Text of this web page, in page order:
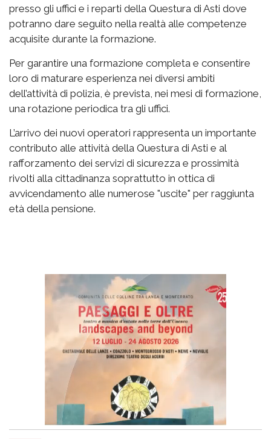
presso gli uffici e i reparti della Questura di Asti dove
potranno dare seguito nella realtà alle competenze
acquisite durante la formazione.
Per garantire una formazione completa e consentire
loro di maturare esperienza nei diversi ambiti
dell’attività di polizia, è prevista, nei mesi di formazione,
una rotazione periodica tra gli uffici.
L’arrivo dei nuovi operatori rappresenta un importante
contributo alle attività della Questura di Asti e al
rafforzamento dei servizi di sicurezza e prossimità
rivolti alla cittadinanza soprattutto in ottica di
avvicendamento alle numerose "uscite" per raggiunta
età della pensione.